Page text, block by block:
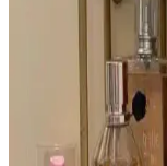
2010'ların Altın
Parfüm Şişeleri:
2010'larda öne çıkan
Duo parfüm şişesi,
Reddit topluluğu bu